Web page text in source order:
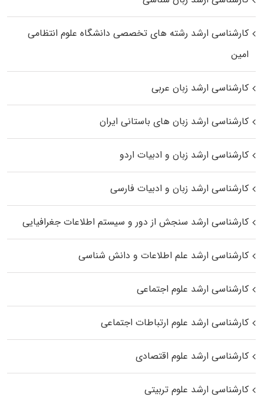
کارشناسی ارشد رﺷﺘﻪ ﻫﺎی تخصصی داﻧﺸﮕﺎه ﻋﻠﻮم انتظامی
اﻣﻴﻦ
کارشناسی ارشد زبان عربی
کارشناسی ارشد زبان‌ های باستانی ایران
کارشناسی ارشد زبان و ادبیات اردو
کارشناسی ارشد زبان و ادبیات فارسی
کارشناسی ارشد سنجش از دور و سیستم اطلاعات جغرافیایی
کارشناسی ارشد علم اطلاعات و دانش شناسی
کارشناسی ارشد علوم اجتماعی
کارشناسی ارشد علوم ارتباطات اجتماعی
کارشناسی ارشد علوم اقتصادی
کارشناسی ارشد علوم تربیتی